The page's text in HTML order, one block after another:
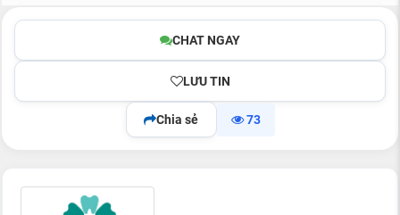
CHAT NGAY
LƯU TIN
Chia sẻ 73